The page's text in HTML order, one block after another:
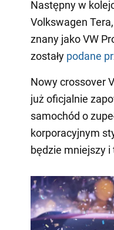
Następny w
Volkswagen
znany jako VW
zostały podane
Nowy crossover
już oficjalnie
samochód o
korporacyjnym
będzie mniejszy i